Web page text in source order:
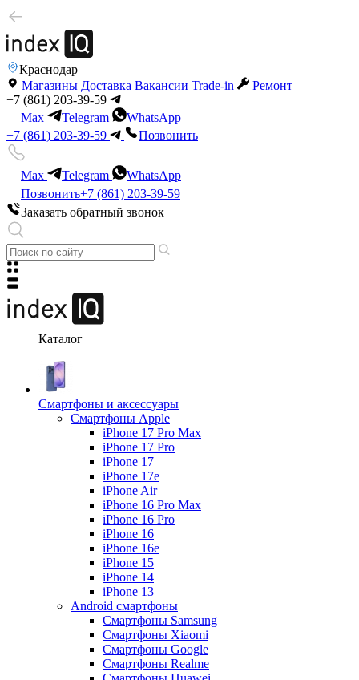
Краснодар
Магазины Доставка Вакансии Trade-in
Ремонт
+7 (861) 203-39-59
Max
Telegram
WhatsApp
+7 (861) 203-39-59
Позвонить
Max Telegram
WhatsApp
Позвонить+7 (861) 203-39-59
Заказать обратный звонок
Каталог
Смартфоны и аксессуары
Смартфоны Apple
iPhone 17 Pro Max
iPhone 17 Pro
iPhone 17
iPhone 17e
iPhone Air
iPhone 16 Pro Max
iPhone 16 Pro
iPhone 16
iPhone 16e
iPhone 15
iPhone 14
iPhone 13
Android cмартфоны
Смартфоны Samsung
Смартфоны Xiaomi
Смартфоны Google
Смартфоны Realme